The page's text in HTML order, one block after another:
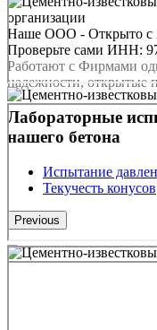
организации
Наше ООО - Открыто с
Проверьте сами ИНН:
Работают с Фирмами
надежности, открытые
Лабораторные
нашего бетона
Испытание
Текучесть конусов
Previous